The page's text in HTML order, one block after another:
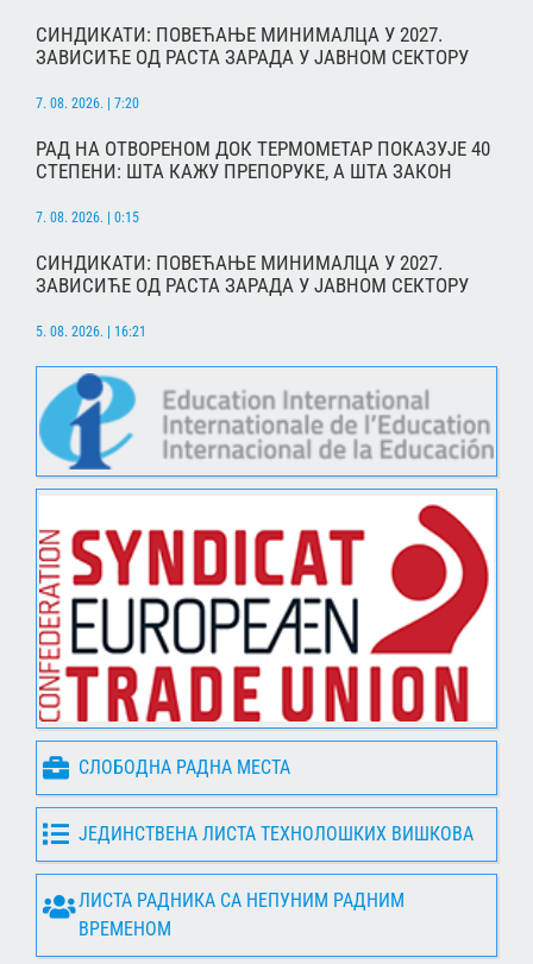
СИНДИКАТИ: ПОВЕЋАЊЕ МИНИМАЛЦА У 2027.
ЗАВИСИЋЕ ОД РАСТА ЗАРАДА У ЈАВНОМ СЕКТОРУ
7. 08. 2026. | 7:20
РАД НА ОТВОРЕНОМ ДОК ТЕРМОМЕТАР ПОКАЗУЈЕ 40
СТЕПЕНИ: ШТА КАЖУ ПРЕПОРУКЕ, А ШТА ЗАКОН
7. 08. 2026. | 0:15
СИНДИКАТИ: ПОВЕЋАЊЕ МИНИМАЛЦА У 2027.
ЗАВИСИЋЕ ОД РАСТА ЗАРАДА У ЈАВНОМ СЕКТОРУ
5. 08. 2026. | 16:21
СЛОБОДНА РАДНА МЕСТА
ЈЕДИНСТВЕНА ЛИСТА ТЕХНОЛОШКИХ ВИШКОВА
ЛИСТА РАДНИКА СА НЕПУНИМ РАДНИМ
ВРЕМЕНОМ